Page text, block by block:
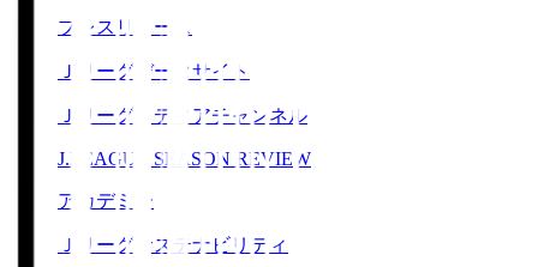
プレスリリース
Ｊリーグデータサイト
Ｊリーグメディアチャンネル
J.LEAGUE SEASON REVIEW
アカデミー
Ｊリーグサステナビリティ